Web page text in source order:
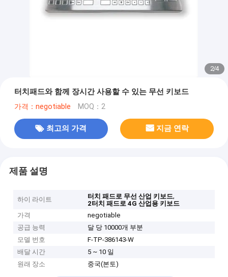
2/4
터치패드와 함께 장시간 사용할 수 있는 무선 키보드
가격：negotiable MOQ：2
최고의 가격 지금 연락
제품 설명
하이 라이트 터치 패드로 무선 산업 키보드,
2터치 패드로 4G 산업용 키보드
가격
negotiable
공급 능력
달 당 10000개 부분
모델 번호
F-TP-386143-W
배달 시간
5 ~ 10 일
원래 장소
중국(본토)